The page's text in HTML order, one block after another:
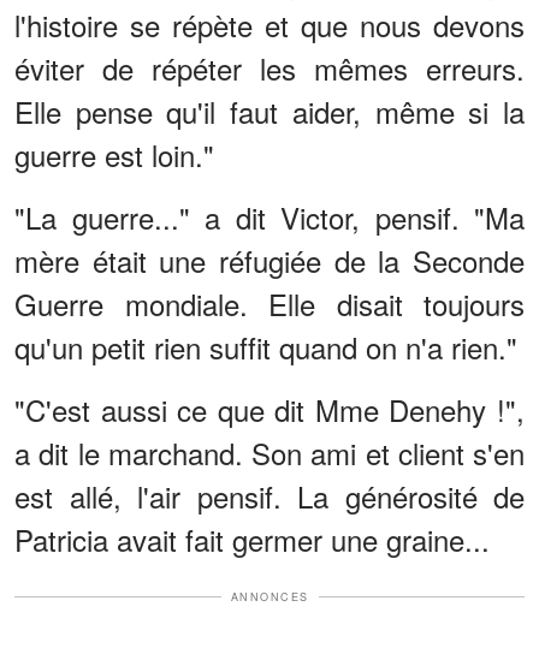
l'histoire se répète et que nous devons
éviter de répéter les mêmes erreurs.
Elle pense qu'il faut aider, même si la
guerre est loin."
"La guerre..." a dit Victor, pensif. "Ma
mère était une réfugiée de la Seconde
Guerre mondiale. Elle disait toujours
qu'un petit rien suffit quand on n'a rien."
"C'est aussi ce que dit Mme Denehy !",
a dit le marchand. Son ami et client s'en
est allé, l'air pensif. La générosité de
Patricia avait fait germer une graine...
ANNONCES